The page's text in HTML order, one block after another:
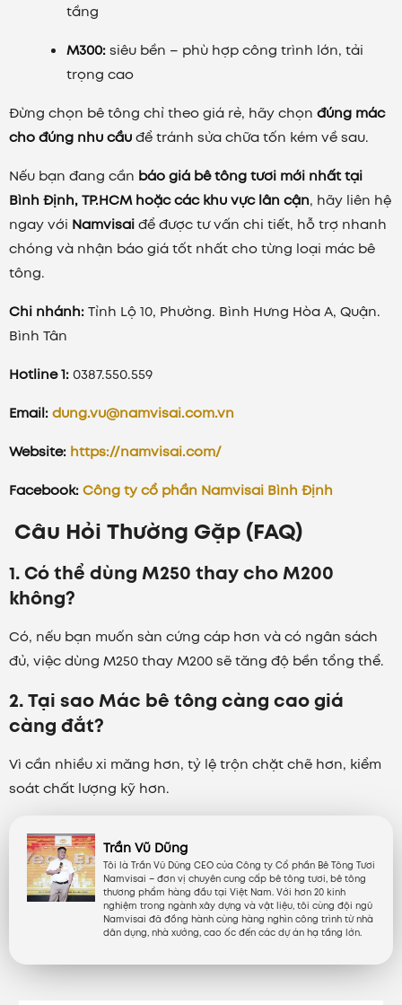
tầng
M300:siêu bền – phù hợp công trình lớn, tải
trọng cao
Đừng chọn bê tông chỉ theo giá rẻ, hãy chọn đúng mác
cho đúng nhu cầuđể tránh sửa chữa tốn kém về sau.
Nếu bạn đang cần báo giá bê tông tươi mới nhất tại
Bình Định, TP.HCM hoặc các khu vực lân cận, hãy liên hệ
ngay với Namvisaiđể được tư vấn chi tiết, hỗ trợ nhanh
chóng và nhận báo giá tốt nhất cho từng loại mác bê
tông.
Chi nhánh:Tỉnh Lộ 10, Phường. Bình Hưng Hòa A, Quận.
Bình Tân
Hotline 1:0387.550.559
Email:dung.vu@namvisai.com.vn
Website: https://namvisai.com/
Facebook:Công ty cổ phần Namvisai Bình Định
Câu Hỏi Thường Gặp (FAQ)
1. Có thể dùng M250 thay cho M200
không?
Có, nếu bạn muốn sàn cứng cáp hơn và có ngân sách
đủ, việc dùng M250 thay M200 sẽ tăng độ bền tổng thể.
2. Tại sao Mác bê tông càng cao giá
càng đắt?
Vì cần nhiều xi măng hơn, tỷ lệ trộn chặt chẽ hơn, kiểm
soát chất lượng kỹ hơn.
Trần Vũ Dũng
Tôi là Trần Vũ Dũng CEO của Công ty Cổ phần Bê Tông Tươi
Namvisai – đơn vị chuyên cung cấp bê tông tươi, bê tông
thương phẩm hàng đầu tại Việt Nam. Với hơn 20 kinh
nghiệm trong ngành xây dựng và vật liệu, tôi cùng đội ngũ
Namvisai đã đồng hành cùng hàng nghìn công trình từ nhà
dân dụng, nhà xưởng, cao ốc đến các dự án hạ tầng lớn.